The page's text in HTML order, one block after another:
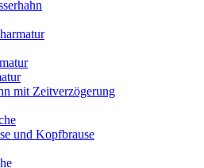
mit Zeitverzögerung
und Kopfbrause